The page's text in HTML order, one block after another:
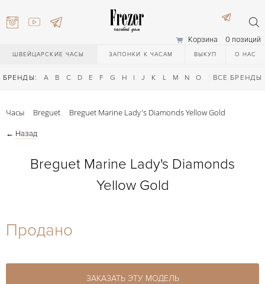
Корзина 0 позиций
ШВЕЙЦАРСКИЕ ЧАСЫ ЗАПОНКИ К ЧАСАМ ВЫКУП О НАС
БРЕНДЫ: A B C D E F G H I J K L M N O Q R S T
ВСЕ БРЕНДЫ
27-44
Часы Breguet Breguet Marine Lady's Diamonds Yellow Gold
← Назад
Breguet Marine Lady's Diamonds
Yellow Gold
Продано
ЗАКАЗАТЬ ЭТУ МОДЕЛЬ